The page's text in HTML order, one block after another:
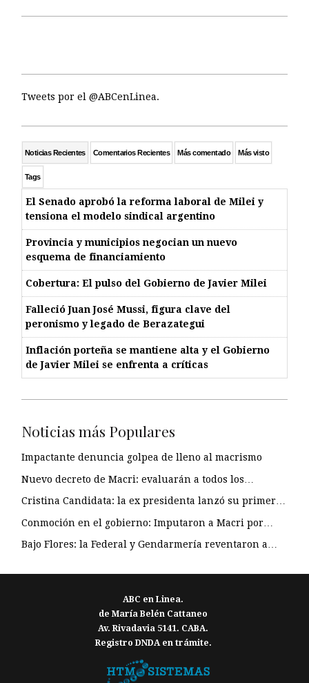
Tweets por el @ABCenLinea.
Noticias Recientes Comentarios Recientes Más comentado Más visto
Tags
El Senado aprobó la reforma laboral de Milei y
tensiona el modelo sindical argentino
Provincia y municipios negocian un nuevo
esquema de financiamiento
Cobertura: El pulso del Gobierno de Javier Milei
Falleció Juan José Mussi, figura clave del
peronismo y legado de Berazategui
Inflación porteña se mantiene alta y el Gobierno
de Javier Milei se enfrenta a críticas
Noticias más Populares
Impactante denuncia golpea de lleno al macrismo
Nuevo decreto de Macri: evaluarán a todos los…
Cristina Candidata: la ex presidenta lanzó su primer…
Conmoción en el gobierno: Imputaron a Macri por…
Bajo Flores: la Federal y Gendarmería reventaron a…
ABC en Linea.
de María Belén Cattaneo
Av. Rivadavia 5141. CABA.
Registro DNDA en trámite.